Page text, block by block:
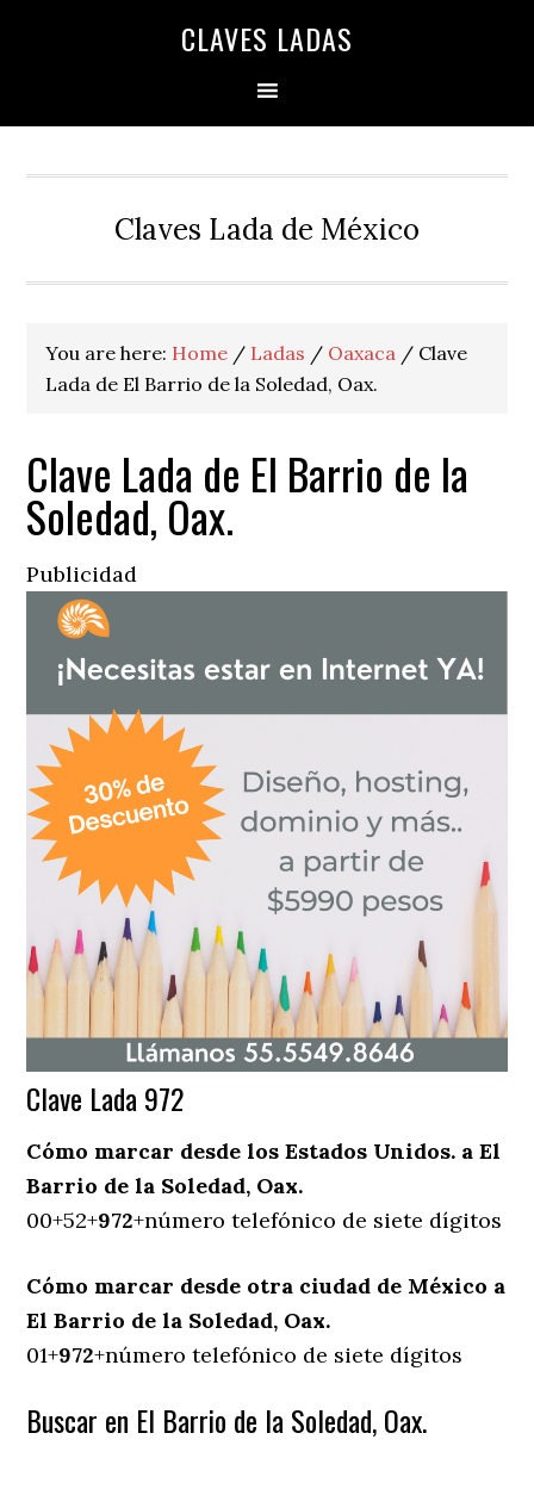
CLAVES LADAS
Claves Lada de México
You are here: Home / Ladas / Oaxaca / Clave
Lada de El Barrio de la Soledad, Oax.
Clave Lada de El Barrio de la
Soledad, Oax.
Publicidad
Clave Lada 972
Cómo marcar desde los Estados Unidos. a El
Barrio de la Soledad, Oax.
00+52+972+número telefónico de siete dígitos
Cómo marcar desde otra ciudad de México a
El Barrio de la Soledad, Oax.
01+972+número telefónico de siete dígitos
Buscar en El Barrio de la Soledad, Oax.